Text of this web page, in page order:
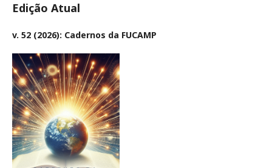
Edição Atual
v. 52 (2026): Cadernos da FUCAMP